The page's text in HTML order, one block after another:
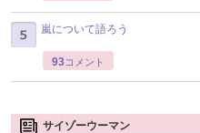
嵐について語ろう
93コメント
サイゾーウーマン